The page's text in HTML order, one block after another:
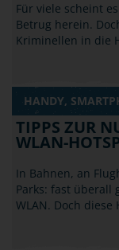
Für viele scheint
Betrug herein.
Kriminellen in die
HANDY,
TIPPS ZUR
WLAN-
In Bahnen, an
Parks: fast überall
WLAN. Doch